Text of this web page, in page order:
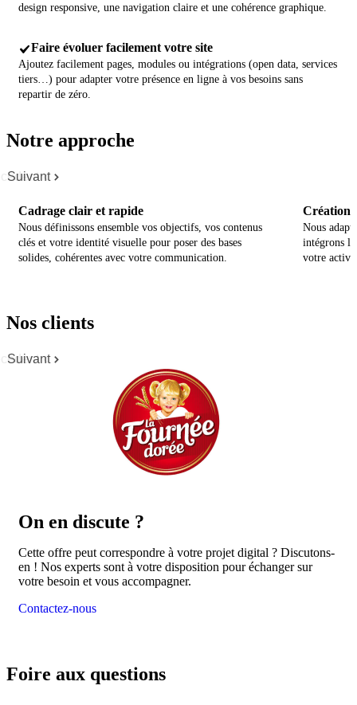
design responsive, une navigation claire et une cohérence graphique.
Faire évoluer facilement votre site
Ajoutez facilement pages, modules ou intégrations (open data, services
tiers…) pour adapter votre présence en ligne à vos besoins sans
repartir de zéro.
Notre approche
Suivant
Cadrage clair et rapide
Nous définissons ensemble vos objectifs, vos contenus
clés et votre identité visuelle pour poser des bases
solides, cohérentes avec votre communication.
Création
Nous
intégrons
votre
Nos clients
Suivant
On en discute ?
Cette offre peut correspondre à votre projet digital ? Discutons-
en ! Nos experts sont à votre disposition pour échanger sur
votre besoin et vous accompagner.
Contactez-nous
Foire aux questions